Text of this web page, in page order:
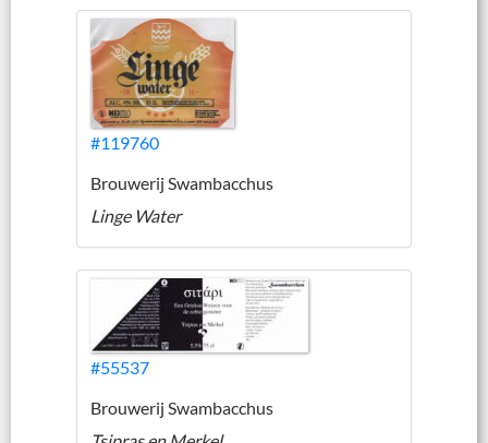
#119760
Brouwerij Swambacchus
Linge Water
#55537
Brouwerij Swambacchus